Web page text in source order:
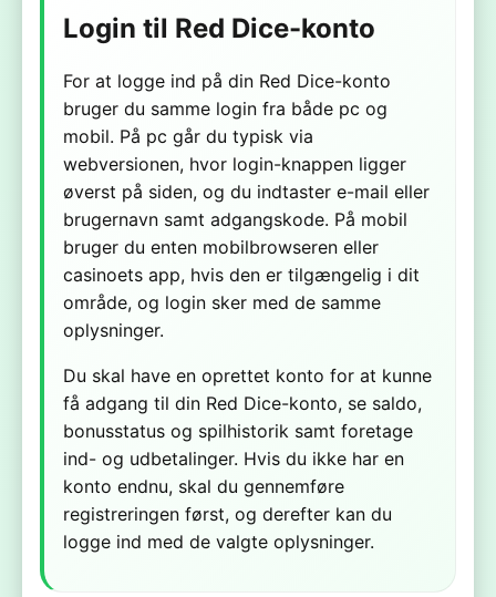
Login til Red Dice-konto
For at logge ind på din Red Dice-konto
bruger du samme login fra både pc og
mobil. På pc går du typisk via
webversionen, hvor login-knappen ligger
øverst på siden, og du indtaster e-mail eller
brugernavn samt adgangskode. På mobil
bruger du enten mobilbrowseren eller
casinoets app, hvis den er tilgængelig i dit
område, og login sker med de samme
oplysninger.
Du skal have en oprettet konto for at kunne
få adgang til din Red Dice-konto, se saldo,
bonusstatus og spilhistorik samt foretage
ind- og udbetalinger. Hvis du ikke har en
konto endnu, skal du gennemføre
registreringen først, og derefter kan du
logge ind med de valgte oplysninger.